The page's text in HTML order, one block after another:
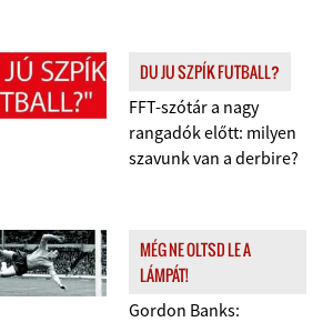
DU JU SZPÍK FUTBALL?
FFT-szótár a nagy
rangadók előtt: milyen
szavunk van a derbire?
MÉG NE OLTSD LE A
LÁMPÁT!
Gordon Banks: